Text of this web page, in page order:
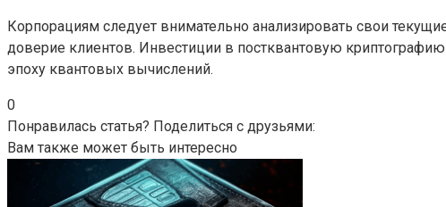
Корпорациям следует внимательно анализировать свои
доверие клиентов. Инвестиции в постквантовую
эпоху квантовых вычислений.
0
Понравилась статья? Поделиться с друзьями:
Вам также может быть интересно